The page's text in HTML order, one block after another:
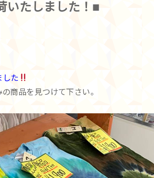
いたしました！■
した
商品を見つけて下さい。